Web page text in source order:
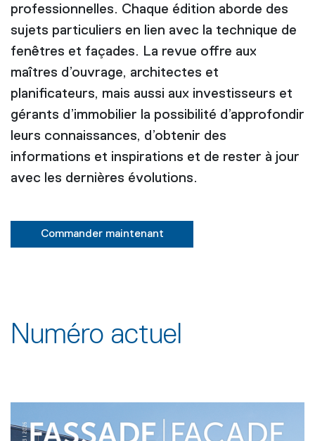
professionnelles. Chaque édition aborde des
sujets particuliers en lien avec la technique de
fenêtres et façades. La revue offre aux
maîtres d’ouvrage, architectes et
planificateurs, mais aussi aux investisseurs et
gérants d’immobilier la possibilité d’approfondir
leurs connaissances, d’obtenir des
informations et inspirations et de rester à jour
avec les dernières évolutions.
Commander maintenant
Numéro actuel